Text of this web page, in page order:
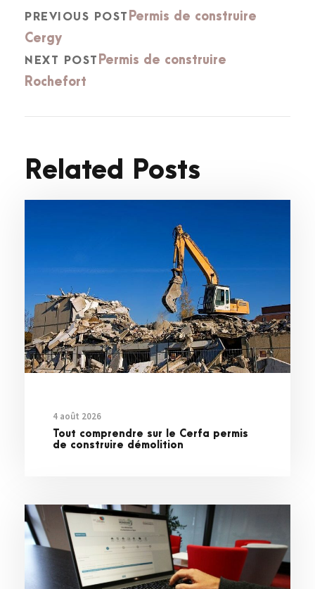
PREVIOUS POST Permis de construire
Cergy
NEXT POST Permis de construire
Rochefort
Related Posts
4 août 2026
Tout comprendre sur le Cerfa permis
de construire démolition